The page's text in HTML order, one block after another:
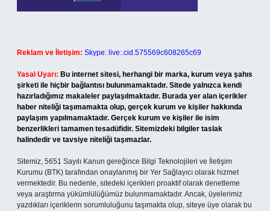
Reklam ve İletişim: Skype: live:.cid.575569c608265c69
Yasal Uyarı: Bu internet sitesi, herhangi bir marka, kurum veya şahıs
şirketi ile hiçbir bağlantısı bulunmamaktadır. Sitede yalnızca kendi
hazırladığımız makaleler paylaşılmaktadır. Burada yer alan içerikler
haber niteliği taşımamakta olup, gerçek kurum ve kişiler hakkında
paylaşım yapılmamaktadır. Gerçek kurum ve kişiler ile isim
benzerlikleri tamamen tesadüfidir. Sitemizdeki bilgiler taslak
halindedir ve tavsiye niteliği taşımazlar.
Sitemiz, 5651 Sayılı Kanun gereğince Bilgi Teknolojileri ve İletişim
Kurumu (BTK) tarafından onaylanmış bir Yer Sağlayıcı olarak hizmet
vermektedir. Bu nedenle, sitedeki içerikleri proaktif olarak denetleme
veya araştırma yükümlülüğümüz bulunmamaktadır. Ancak, üyelerimiz
yazdıkları içeriklerin sorumluluğunu taşımakta olup, siteye üye olarak bu